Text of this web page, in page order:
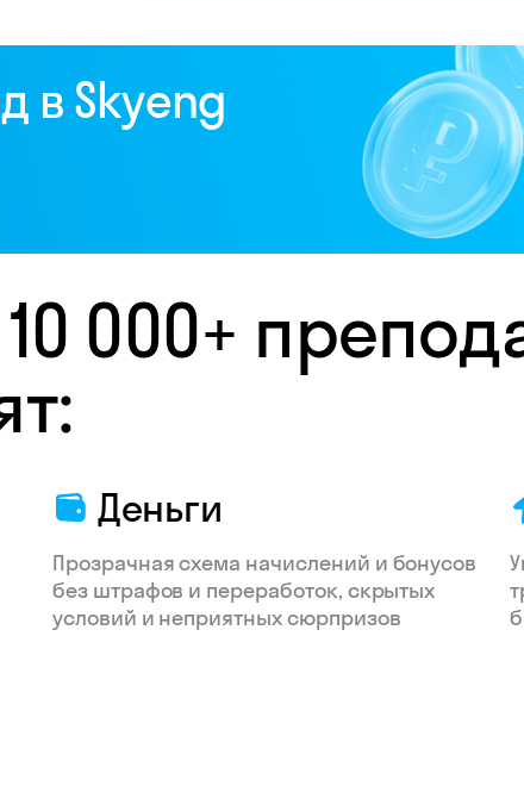
в Skyeng
000+
Деньги
Прозрачная схема начислений и бонусов
без штрафов и переработок, скрытых
условий и неприятных сюрпризов